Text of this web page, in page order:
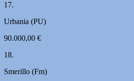
17.
Urbania (PU)
90.000,00 €
18.
Smerillo (Fm)